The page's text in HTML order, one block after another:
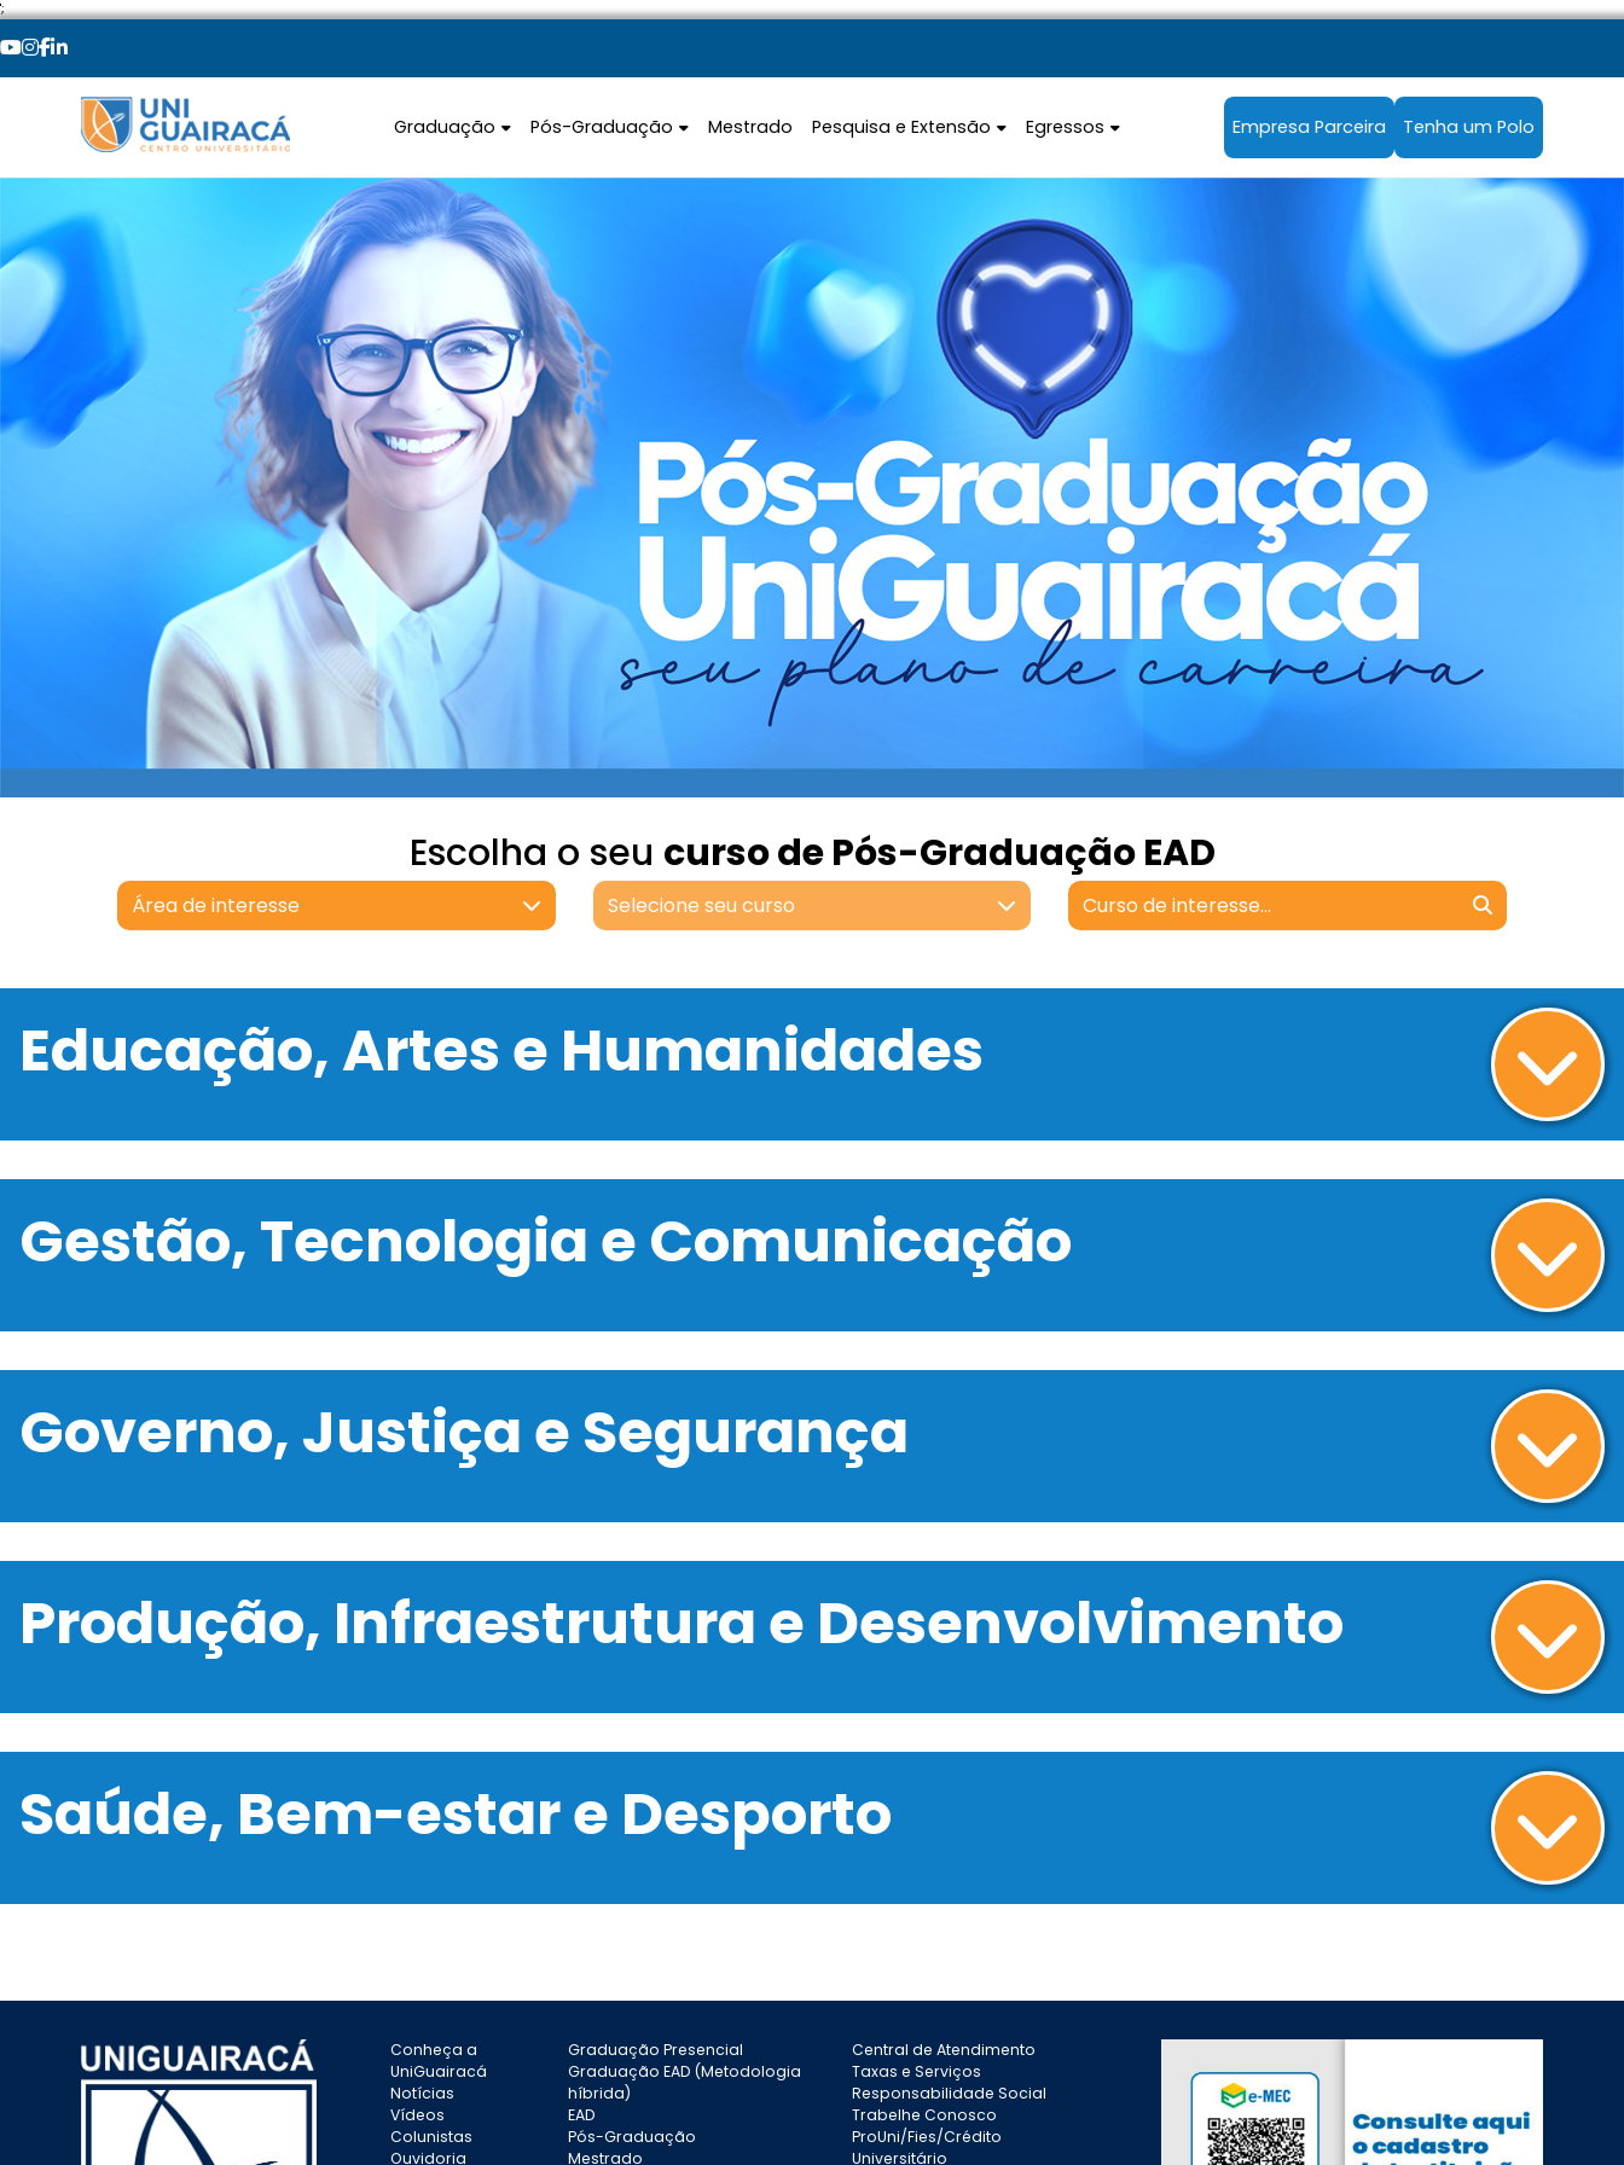
';
Graduação Pós-Graduação Mestrado Pesquisa e Extensão Egressos Empresa Parceira Tenha um Polo
Escolha o seu curso de Pós-Graduação EAD
Área de interesse Selecione seu curso
Educação, Artes e Humanidades
Gestão, Tecnologia e Comunicação
Governo, Justiça e Segurança
Produção, Infraestrutura e Desenvolvimento
Saúde, Bem-estar e Desporto
Conheça a
UniGuairacá
Notícias
Vídeos
Colunistas
Ouvidoria
Graduação Presencial
Graduação EAD (Metodologia
híbrida)
EAD
Pós-Graduação
Mestrado
Central de Atendimento
Taxas e Serviços
Responsabilidade Social
Trabelhe Conosco
ProUni/Fies/Crédito
Universitário